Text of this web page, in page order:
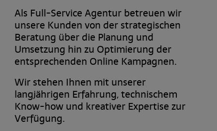
Als Full-Service Agentur betreuen wir
unsere Kunden von der strategischen
Beratung über die Planung und
Umsetzung hin zu Optimierung der
entsprechenden Online Kampagnen.
Wir stehen Ihnen mit unserer
langjährigen Erfahrung, technischem
Know-how und kreativer Expertise zur
Verfügung.